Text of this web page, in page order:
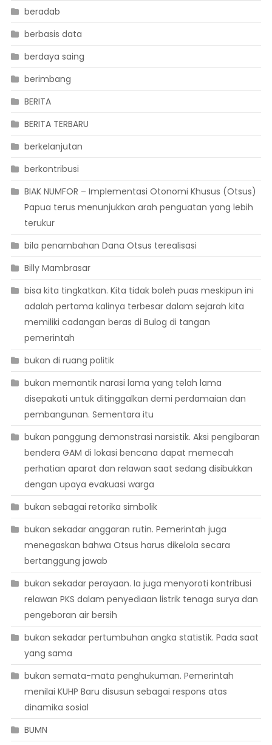
beradab
berbasis data
berdaya saing
berimbang
BERITA
BERITA TERBARU
berkelanjutan
berkontribusi
BIAK NUMFOR – Implementasi Otonomi Khusus (Otsus)
Papua terus menunjukkan arah penguatan yang lebih
terukur
bila penambahan Dana Otsus terealisasi
Billy Mambrasar
bisa kita tingkatkan. Kita tidak boleh puas meskipun ini
adalah pertama kalinya terbesar dalam sejarah kita
memiliki cadangan beras di Bulog di tangan
pemerintah
bukan di ruang politik
bukan memantik narasi lama yang telah lama
disepakati untuk ditinggalkan demi perdamaian dan
pembangunan. Sementara itu
bukan panggung demonstrasi narsistik. Aksi pengibaran
bendera GAM di lokasi bencana dapat memecah
perhatian aparat dan relawan saat sedang disibukkan
dengan upaya evakuasi warga
bukan sebagai retorika simbolik
bukan sekadar anggaran rutin. Pemerintah juga
menegaskan bahwa Otsus harus dikelola secara
bertanggung jawab
bukan sekadar perayaan. Ia juga menyoroti kontribusi
relawan PKS dalam penyediaan listrik tenaga surya dan
pengeboran air bersih
bukan sekadar pertumbuhan angka statistik. Pada saat
yang sama
bukan semata-mata penghukuman. Pemerintah
menilai KUHP Baru disusun sebagai respons atas
dinamika sosial
BUMN